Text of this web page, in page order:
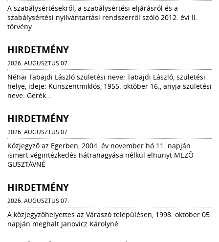
A szabálysértésekről, a szabálysértési eljárásról és a
szabálysértési nyilvántartási rendszerről szóló 2012. évi II.
törvény...
HIRDETMÉNY
2026. AUGUSZTUS 07.
Néhai Tabajdi László születési neve: Tabajdi László, születési
helye, ideje: Kunszentmiklós, 1955. október 16., anyja születési
neve: Gerék...
HIRDETMÉNY
2026. AUGUSZTUS 07.
Közjegyző az Egerben, 2004. év november hó 11. napján
ismert végintézkedés hátrahagyása nélkül elhunyt MEZŐ
GUSZTÁVNÉ
HIRDETMÉNY
2026. AUGUSZTUS 07.
A közjegyzőhelyettes az Váraszó településen, 1998. október 05.
napján meghalt Janovicz Károlyné